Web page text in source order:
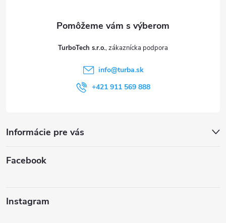
TurboTech s.r.o.
info@turba.sk
+421 911 569 888
Informácie pre vás
Facebook
Instagram